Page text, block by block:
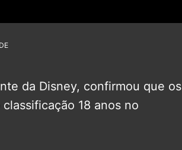
da Disney, confirmou que os
18 anos no